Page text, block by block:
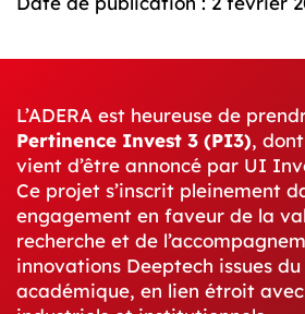
L’ADERA est heureuse de
Pertinence Invest 3 (PI3),
vient d’être annoncé par UI
Ce projet s’inscrit pleinement
engagement en faveur de la
recherche et de
innovations Deeptech issues
académique, en lien étroit